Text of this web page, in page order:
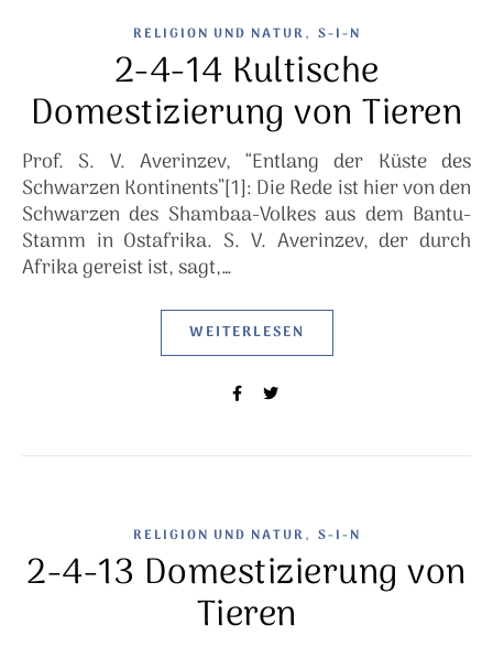
RELIGION UND NATUR, S-I-N
2-4-14 Kultische
Domestizierung von Tieren
Prof. S. V. Averinzev, “Entlang der Küste des
Schwarzen Kontinents”[1]: Die Rede ist hier von den
Schwarzen des Shambaa-Volkes aus dem Bantu-
Stamm in Ostafrika. S. V. Averinzev, der durch
Afrika gereist ist, sagt,…
WEITERLESEN
RELIGION UND NATUR, S-I-N
2-4-13 Domestizierung von
Tieren